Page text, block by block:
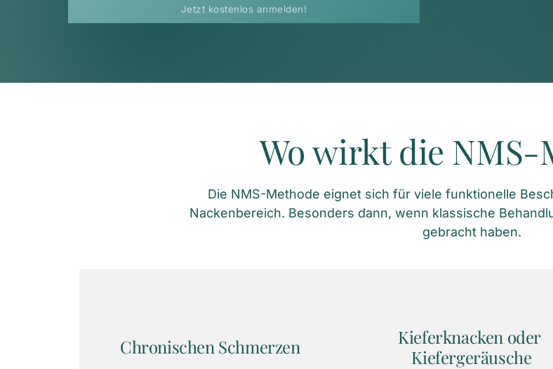
Jetzt kostenlos anmelden!
Wo wirkt die NMS-
Die NMS-Methode eignet sich für viele funktionelle
Nackenbereich. Besonders dann, wenn klassische
gebracht haben.
Chronischen Schmerzen
Kieferknacken oder
Kiefergeräusche